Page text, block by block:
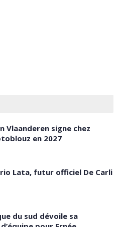
Vlaanderen signe chez
en 2027
Lata, futur officiel De Carli
du sud dévoile sa